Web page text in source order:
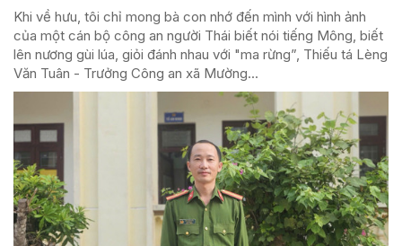
Khi về hưu, tôi chỉ mong bà con nhớ đến mình với hình ảnh
của một cán bộ công an người Thái biết nói tiếng Mông, biết
lên nương gùi lúa, giỏi đánh nhau với "ma rừng”, Thiếu tá Lèng
Văn Tuân - Trưởng Công an xã Mường...